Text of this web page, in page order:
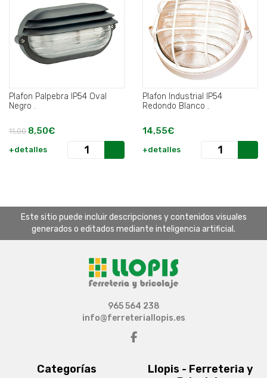
Plafon Palpebra IP54 Oval
Negro .
11,00 8,50€
+detalles
Plafon Industrial IP54
Redondo Blanco .
14,55€
+detalles
Este sitio puede incluir descripciones y contenidos visuales
generados o editados mediante inteligencia artificial.
Categorías
Llopis - Ferreteria y
965 564 238
info@ferreteriallopis.es